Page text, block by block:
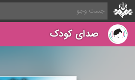
صدای کودک